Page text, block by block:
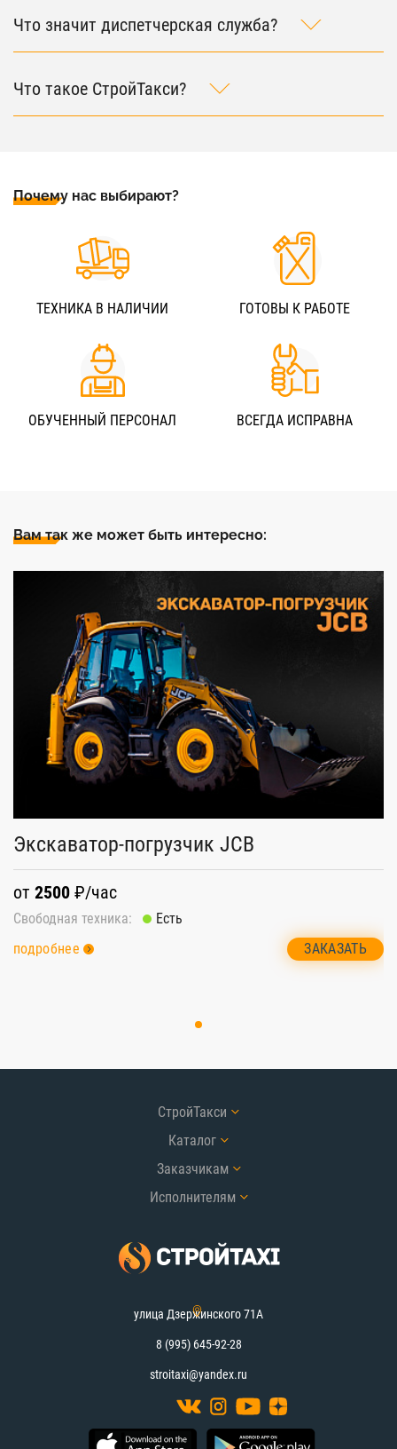
Что значит диспетчерская служба?
Что такое СтройТакси?
Почему нас выбирают?
ТЕХНИКА В НАЛИЧИИ ГОТОВЫ К РАБОТЕ
ОБУЧЕННЫЙ ПЕРСОНАЛ ВСЕГДА ИСПРАВНА
Вам так же может быть интересно:
Экскаватор-погрузчик JCB
от 2500 ₽/час
Свободная техника:
Есть
подробнее
ЗАКАЗАТЬ
СтройТакси
Каталог
Заказчикам
Исполнителям
улица Дзержинского 71А
8 (995) 645-92-28
stroitaxi@yandex.ru